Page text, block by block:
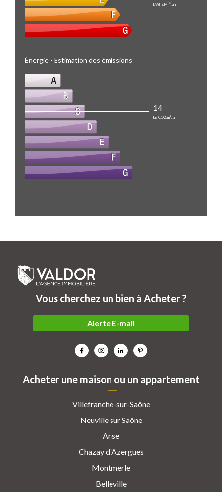
kWhEP/m².an
Énergie - Estimation des émissions
14
kg CO2/m².an
Acheter une maison ou un appartement
Villefranche-sur-Saône
Neuville sur Saône
Anse
Chazay d'Azergues
Montmerle
Belleville
Vous cherchez un bien à Acheter ?
Alerte E-mail